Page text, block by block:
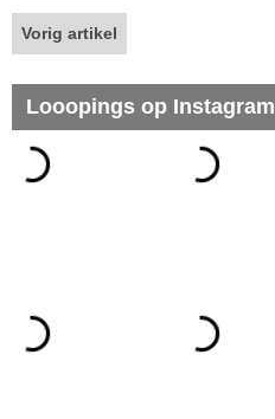
Vorig artikel
Looopings op Instagram